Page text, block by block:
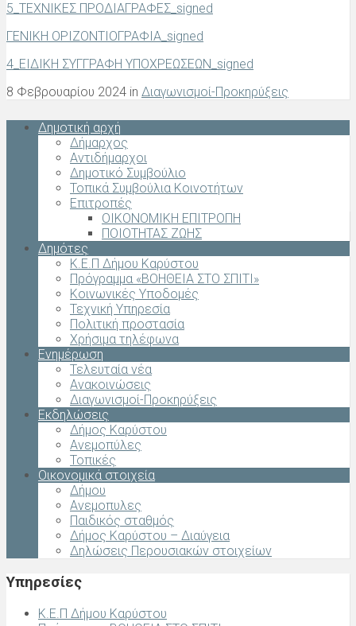
5_ΤΕΧΝΙΚΕΣ ΠΡΟΔΙΑΓΡΑΦΕΣ_signed
ΓΕΝΙΚΗ ΟΡΙΖΟΝΤΙΟΓΡΑΦΙΑ_signed
4_ΕΙΔΙΚΗ ΣΥΓΓΡΑΦΗ ΥΠΟΧΡΕΩΣΕΩΝ_signed
8 Φεβρουαρίου 2024 in Διαγωνισμοί-Προκηρύξεις
Δημοτική αρχή
Δήμαρχος
Αντιδήμαρχοι
Δημοτικό Συμβούλιο
Τοπικά Συμβούλια Κοινοτήτων
Επιτροπές
ΟΙΚΟΝΟΜΙΚΗ ΕΠΙΤΡΟΠΗ
ΠΟΙΟΤΗΤΑΣ ΖΩΗΣ
Δημότες
Κ.Ε.Π Δήμου Καρύστου
Πρόγραμμα «ΒΟΗΘΕΙΑ ΣΤΟ ΣΠΙΤΙ»
Κοινωνικές Υποδομές
Τεχνική Υπηρεσία
Πολιτική προστασία
Χρήσιμα τηλέφωνα
Ενημέρωση
Τελευταία νέα
Ανακοινώσεις
Διαγωνισμοί-Προκηρύξεις
Εκδηλώσεις
Δήμος Καρύστου
Ανεμοπύλες
Τοπικές
Οικονομικά στοιχεία
Δήμου
Ανεμοπυλες
Παιδικός σταθμός
Δήμος Καρύστου – Διαύγεια
Δηλώσεις Περουσιακών στοιχείων
Υπηρεσίες
Κ.Ε.Π Δήμου Καρύστου